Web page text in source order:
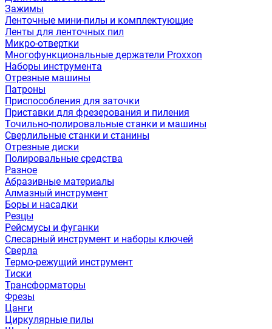
Зажимы
Ленточные мини-пилы и комплектующие
Ленты для ленточных пил
Микро-отвертки
Многофункциональные держатели Proxxon
Наборы инструмента
Отрезные машины
Патроны
Приспособления для заточки
Приставки для фрезерования и пиления
Точильно-полировальные станки и машины
Сверлильные станки и станины
Отрезные диски
Полировальные средства
Разное
Абразивные материалы
Алмазный инструмент
Боры и насадки
Резцы
Рейсмусы и фуганки
Слесарный инструмент и наборы ключей
Сверла
Термо-режущий инструмент
Тиски
Трансформаторы
Фрезы
Цанги
Циркулярные пилы